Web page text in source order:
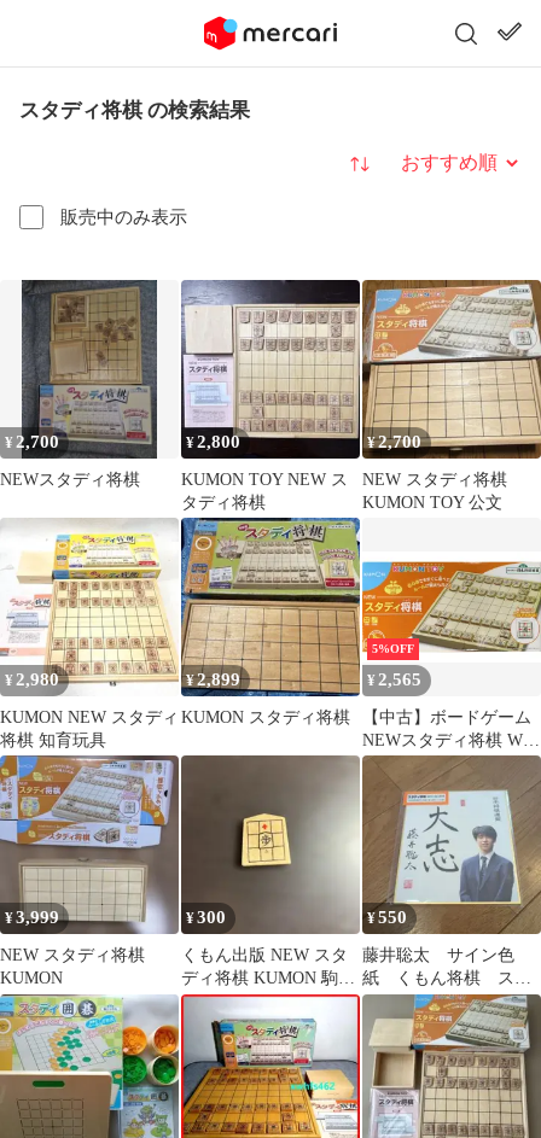
スタディ将棋 の検索結果
販売中のみ表示
並び替え
¥ 2,700
NEWスタディ将棋
¥2,800
KUMON TOY NEW ス
タディ将棋
¥2,700
NEW スタディ将棋
KUMON TOY 公文
¥ 2,980
KUMON NEW スタディ
将棋 知育玩具
¥2,899
KUMON スタディ将棋
5%OFF
¥ 2,565
【中古】ボードゲーム
NEWスタディ将棋 WS-
31
¥3,999
NEW スタディ将棋
KUMON
¥300
くもん出版 NEW スタ
ディ将棋 KUMON 駒
歩
¥550
藤井聡太 サイン色
紙 くもん将棋 スタ
ディ将棋